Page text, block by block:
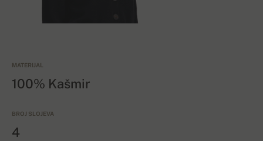
MATERIJAL
100% Kašmir
BROJ SLOJEVA
4